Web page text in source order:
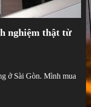
nghiệm thật từ
ở Sài Gòn. Mình mua